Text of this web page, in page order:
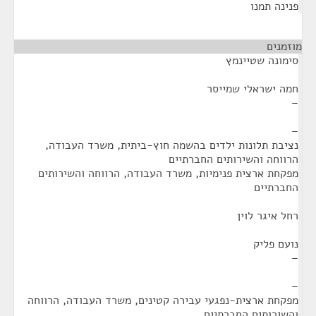
פנינה תמנו
מוזמנים
סימונה שטיינמץ
חמה ישראלי שמייסר
–
–
נציבת תלונות ילדים בהשמה חוץ-ביתית, משרד העבודה,
הרווחה והשירותים החברתיים
מפקחת ארצית פנימיות, משרד העבודה, הרווחה והשירותים
החברתיים
רחל איגר לוין
נועם פליק
–
–
מפקחת ארצית-נפגעי עבירה קטינים, משרד העבודה, הרווחה